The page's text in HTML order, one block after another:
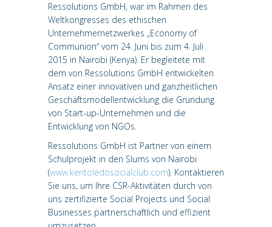
Flexibilität leben
Ressolutions GmbH, war im Rahmen des
Weltkongresses des ethischen
Unternehmernetzwerkes „Economy of
Communion“ vom 24. Juni bis zum 4. Juli
2015 in Nairobi (Kenya). Er begleitete mit
dem von Ressolutions GmbH entwickelten
Ansatz einer innovativen und ganzheitlichen
Geschäftsmodellentwicklung die Gründung
von Start-up-Unternehmen und die
Entwicklung von NGOs.
Ressolutions GmbH ist Partner von einem
Schulprojekt in den Slums von Nairobi
(www.kentoledosocialclub.com). Kontaktieren
Sie uns, um Ihre CSR-Aktivitäten durch von
uns zertifizierte Social Projects und Social
Businesses partnerschaftlich und effizient